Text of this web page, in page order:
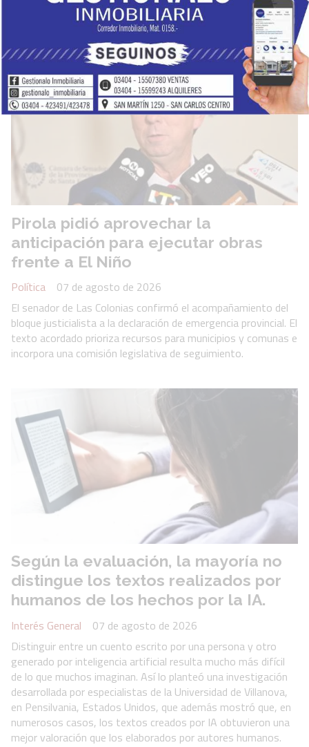
Provincial en 2025.
Pirola pidió aprovechar la
anticipación para ejecutar obras
frente a El Niño
Política
07 de agosto de 2026
El senador de Las Colonias confirmó el acompañamiento del
bloque justicialista a la declaración de emergencia provincial. El
texto acordado prioriza recursos para municipios y comunas e
incorpora una comisión legislativa de seguimiento.
Según la evaluación, la mayoría no
distingue los textos realizados por
humanos de los hechos por la IA.
Interés General
07 de agosto de 2026
Distinguir entre un cuento escrito por una persona y otro
generado por inteligencia artificial resulta mucho más difícil
de lo que muchos imaginan. Así lo planteó una investigación
desarrollada por especialistas de la Universidad de Villanova,
en Pensilvania, Estados Unidos, que además mostró que, en
numerosos casos, los textos creados por IA obtuvieron una
mejor valoración que los elaborados por autores humanos.